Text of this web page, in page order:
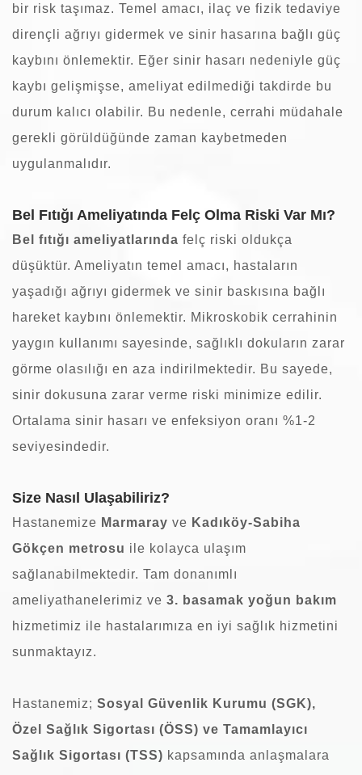
bir risk taşımaz. Temel amacı, ilaç ve fizik tedaviye
dirençli ağrıyı gidermek ve sinir hasarına bağlı güç
kaybını önlemektir. Eğer sinir hasarı nedeniyle güç
kaybı gelişmişse, ameliyat edilmediği takdirde bu
durum kalıcı olabilir. Bu nedenle, cerrahi müdahale
gerekli görüldüğünde zaman kaybetmeden
uygulanmalıdır.
Bel Fıtığı Ameliyatında Felç Olma Riski Var Mı?
Bel fıtığı ameliyatlarında felç riski oldukça
düşüktür. Ameliyatın temel amacı, hastaların
yaşadığı ağrıyı gidermek ve sinir baskısına bağlı
hareket kaybını önlemektir. Mikroskobik cerrahinin
yaygın kullanımı sayesinde, sağlıklı dokuların zarar
görme olasılığı en aza indirilmektedir. Bu sayede,
sinir dokusuna zarar verme riski minimize edilir.
Ortalama sinir hasarı ve enfeksiyon oranı %1-2
seviyesindedir.
Size Nasıl Ulaşabiliriz?
Hastanemize Marmaray ve Kadıköy-Sabiha
Gökçen metrosu ile kolayca ulaşım
sağlanabilmektedir. Tam donanımlı
ameliyathanelerimiz ve 3. basamak yoğun bakım
hizmetimiz ile hastalarımıza en iyi sağlık hizmetini
sunmaktayız.
Hastanemiz; Sosyal Güvenlik Kurumu (SGK),
Özel Sağlık Sigortası (ÖSS) ve Tamamlayıcı
Sağlık Sigortası (TSS) kapsamında anlaşmalara